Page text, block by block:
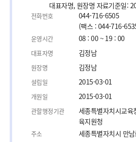
대표자명, 원장명 자료기준일:
전화번호
044-716-6505
(팩스 : 044-716-
운영시간 08 : 00 ~ 19 : 00
대표자명 김정남
원장명 김정남
설립일 2015-03-01
개원일 2015-03-01
관할행정기관
세종특별자치시교
육지원청
주소 세종특별자치시 만